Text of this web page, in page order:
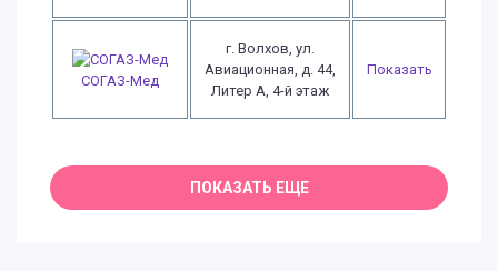
СОГАЗ-Мед
г. Волхов, ул.
Авиационная, д. 44,
Литер А, 4-й этаж
Показать